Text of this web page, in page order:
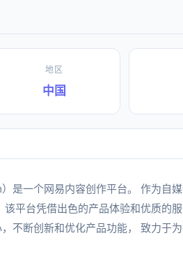
地区
中国
是一个网易内容创作平台。 作为自
平台凭借出色的产品体验和优质的
不断创新和优化产品功能， 致力于